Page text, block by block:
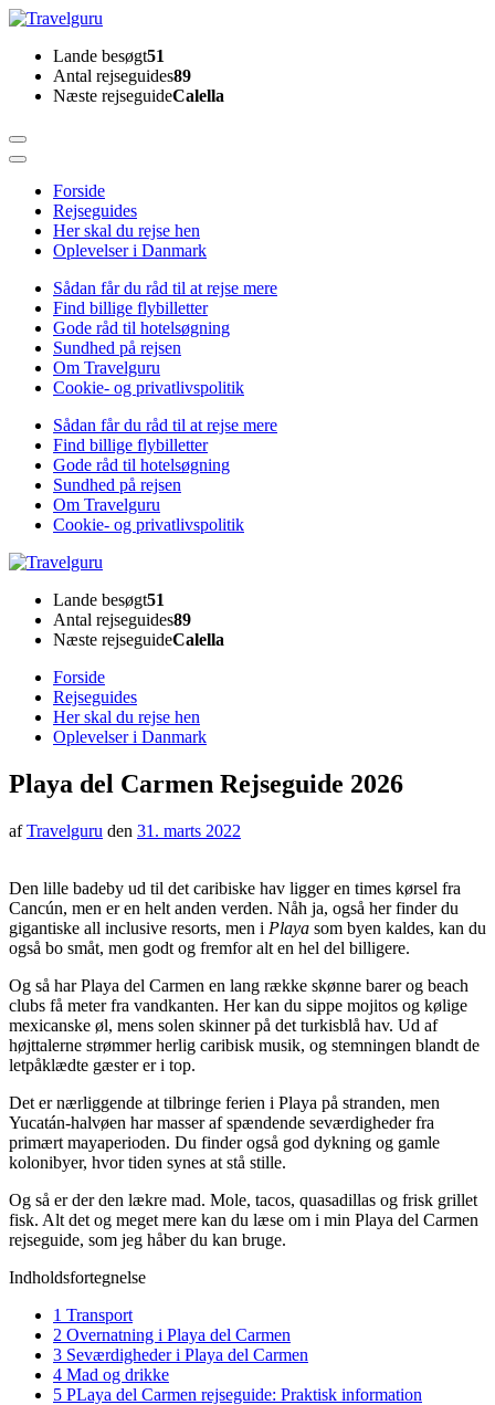
Skip
content
(Press
Enter)
TravelguruLande besøgt51
Antal rejseguides89
Næste rejseguideCalella
Forside
Rejseguides
Her skal du rejse hen
Oplevelser i Danmark
Sådan får du råd til at rejse mere
Find billige flybilletter
Gode råd til hotelsøgning
Sundhed på rejsen
Om Travelguru
Cookie- og privatlivspolitik
Sådan får du råd til at rejse mere
Find billige flybilletter
Gode råd til hotelsøgning
Sundhed på rejsen
Om Travelguru
Cookie- og privatlivspolitik
TravelguruLande besøgt51
Antal rejseguides89
Næste rejseguideCalella
Forside
Rejseguides
Her skal du rejse hen
Oplevelser i Danmark
Playa del Carmen Rejseguide 2026
afTravelguru den 31. marts 2022
Den lille badeby ud til det caribiske hav ligger en times kørsel fra
Cancún, men er en helt anden verden. Nåh ja, også her finder du
gigantiske all inclusive resorts, men i Playa som byen kaldes, kan du
også bo småt, men godt og fremfor alt en hel del billigere.
Og så har Playa del Carmen en lang række skønne barer og beach
clubs få meter fra vandkanten. Her kan du sippe mojitos og kølige
mexicanske øl, mens solen skinner på det turkisblå hav. Ud af
højttalerne strømmer herlig caribisk musik, og stemningen blandt de
letpåklædte gæster er i top.
Det er nærliggende at tilbringe ferien i Playa på stranden, men
Yucatán-halvøen har masser af spændende seværdigheder fra
primært mayaperioden. Du finder også god dykning og gamle
kolonibyer, hvor tiden synes at stå stille.
Og så er der den lækre mad. Mole, tacos, quasadillas og frisk grillet
fisk. Alt det og meget mere kan du læse om i min Playa del Carmen
rejseguide, som jeg håber du kan bruge.
Indholdsfortegnelse
1 Transport
2 Overnatning i Playa del Carmen
3 Seværdigheder i Playa del Carmen
4 Mad og drikke
5 PLaya del Carmen rejseguide: Praktisk information